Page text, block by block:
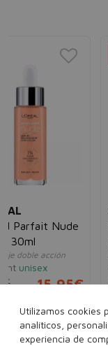
PRECIO
MÍNIMO
Flawless Satin
Foundation
Base de maquillaje
acabado satinado
102 Ivory unisex
Utilizamos cookies
analíticos,
experiencia de